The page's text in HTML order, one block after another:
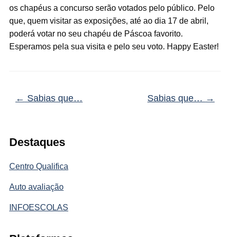
Destaques
Centro Qualifica
Auto avaliação
INFOESCOLAS
os chapéus a concurso serão votados pelo público. Pelo
que, quem visitar as exposições, até ao dia 17 de abril,
poderá votar no seu chapéu de Páscoa favorito.
Esperamos pela sua visita e pelo seu voto. Happy Easter!​
← Sabias que… Sabias que… →